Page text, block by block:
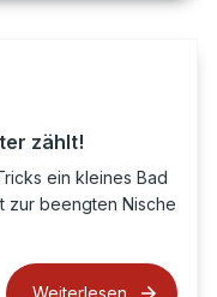
zählt!
ein kleines Bad
zur beengten Nische
Weiterlesen